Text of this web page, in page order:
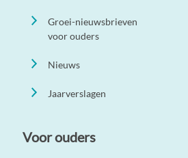
Groei-nieuwsbrieven
voor ouders
Nieuws
Jaarverslagen
Voor ouders